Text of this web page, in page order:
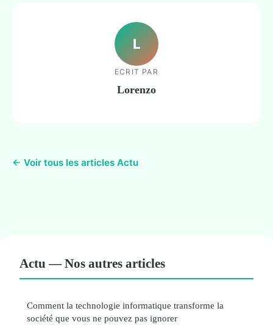
L
ECRIT PAR
Lorenzo
← Voir tous les articles Actu
Actu — Nos autres articles
Comment la technologie informatique transforme la
société que vous ne pouvez pas ignorer